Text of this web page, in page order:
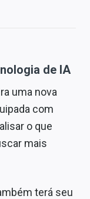
de IA
uma nova
com
o que
mais
terá seu